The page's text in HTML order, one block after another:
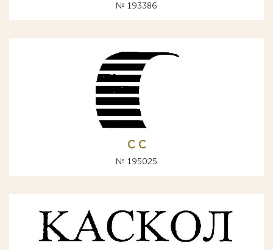
№ 193386
C С
№ 195025